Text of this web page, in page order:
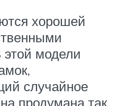
хорошей
модели
случайное
продумана так,